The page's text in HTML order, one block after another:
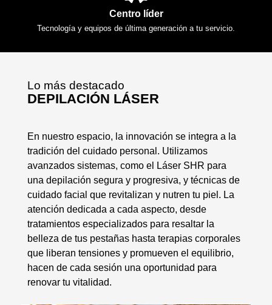
Centro líder
Tecnología y equipos de última generación a tu servicio.
Lo más destacado
DEPILACIÓN LÁSER
En nuestro espacio, la innovación se integra a la
tradición del cuidado personal. Utilizamos
avanzados sistemas, como el Láser SHR para
una depilación segura y progresiva, y técnicas de
cuidado facial que revitalizan y nutren tu piel. La
atención dedicada a cada aspecto, desde
tratamientos especializados para resaltar la
belleza de tus pestañas hasta terapias corporales
que liberan tensiones y promueven el equilibrio,
hacen de cada sesión una oportunidad para
renovar tu vitalidad.